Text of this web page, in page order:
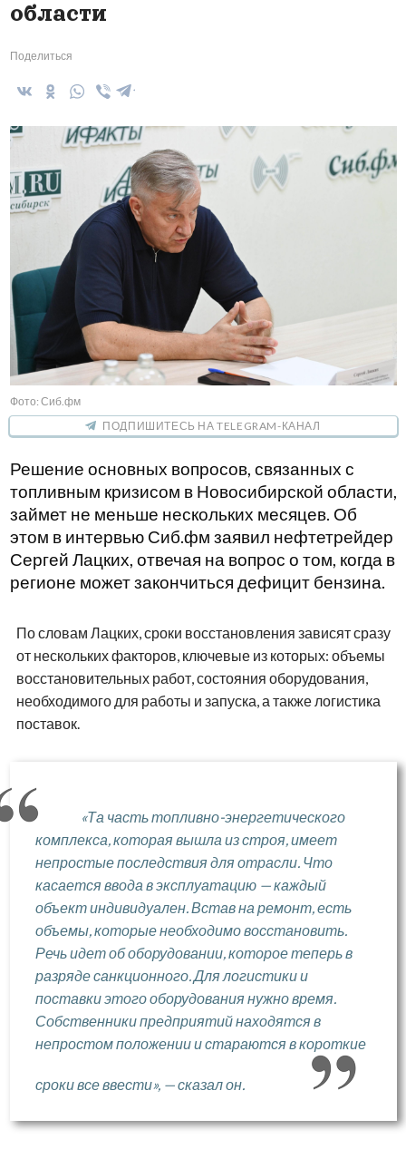
области
Поделиться
Фото: Сиб.фм
ПОДПИШИТЕСЬ НА TELEGRAM-КАНАЛ
Решение основных вопросов, связанных с
топливным кризисом в Новосибирской области,
займет не меньше нескольких месяцев. Об
этом в интервью Сиб.фм заявил нефтетрейдер
Сергей Лацких, отвечая на вопрос о том, когда в
регионе может закончиться дефицит бензина.
По словам Лацких, сроки восстановления зависят сразу
от нескольких факторов, ключевые из которых: объемы
восстановительных работ, состояния оборудования,
необходимого для работы и запуска, а также логистика
поставок.
«Та часть топливно-энергетического
комплекса, которая вышла из строя, имеет
непростые последствия для отрасли. Что
касается ввода в эксплуатацию — каждый
объект индивидуален. Встав на ремонт, есть
объемы, которые необходимо восстановить.
Речь идет об оборудовании, которое теперь в
разряде санкционного. Для логистики и
поставки этого оборудования нужно время.
Собственники предприятий находятся в
непростом положении и стараются в короткие
сроки все ввести», — сказал он.